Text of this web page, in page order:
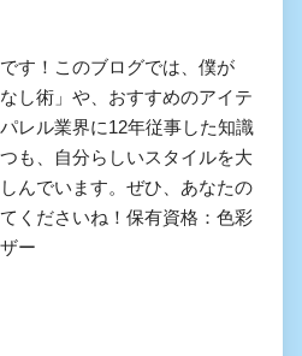
す！このブログでは、僕が
し術」や、おすすめのアイテ
レル業界に12年従事した知識
も、自分らしいスタイルを大
んでいます。ぜひ、あなたの
くださいね！保有資格：色彩
ー